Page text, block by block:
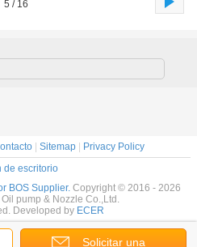
5 / 16
Solicitar una
Sitemap
Privacy Policy
de escritorio
BOS Supplier. Copyright © 2016 - 2026
pump & Nozzle Co.,Ltd.
Developed by ECER